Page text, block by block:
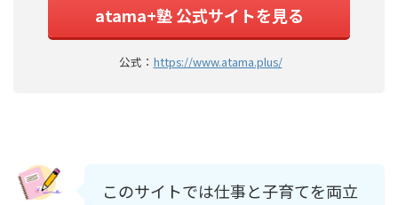
atama+塾 公式サイトを見る
公式： https://www.atama.plus/
このサイトでは仕事と子育てを両立